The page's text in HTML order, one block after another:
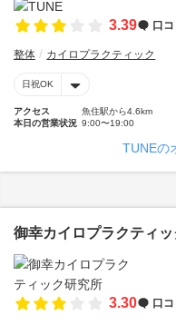
3.39 口コ
整体 カイロプラクティック
日祝OK
アクセス
魚住駅から4.6km
本日の営業状況 9:00〜19:00
TUNEの
御幸カイロプラクティ
3.30 口コ